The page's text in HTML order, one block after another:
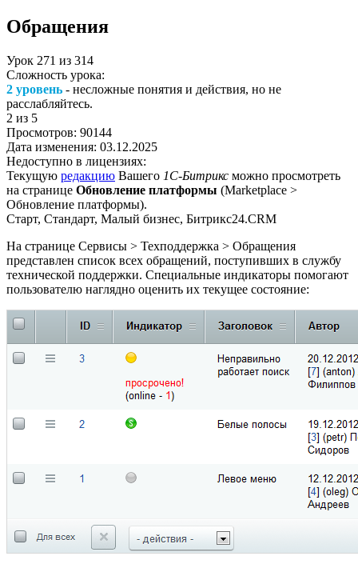
Обращения
Урок 271 из 314
Сложность урока:
2 уровень - несложные понятия и действия, но не
расслабляйтесь.
2 из 5
Просмотров: 90144
Дата изменения: 03.12.2025
Недоступно в лицензиях:
Текущую редакцию Вашего 1С-Битрикс можно просмотреть
на странице Обновление платформы (Marketplace >
Обновление платформы).
Старт, Стандарт, Малый бизнес, Битрикс24.CRM
На странице Сервисы > Техподдержка > Обращения
представлен список всех обращений, поступивших в службу
технической поддержки. Специальные индикаторы помогают
пользователю наглядно оценить их текущее состояние: